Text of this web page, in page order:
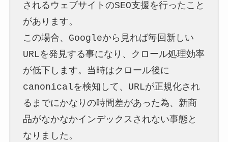
されるウェブサイトのSEO支援を行ったこと
があります。
この場合、Googleから見れば毎回新しい
URLを発見する事になり、クロール処理効率
が低下します。当時はクロール後に
canonicalを検知して、URLが正規化され
るまでにかなりの時間差があった為、新商
品がなかなかインデックスされない事態と
なりました。